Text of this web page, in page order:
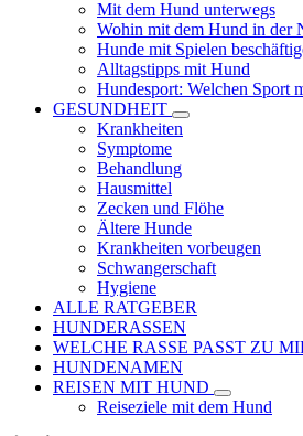
Mit dem Hund unterwegs
Wohin mit dem Hund in der
Hunde mit Spielen
Alltagstipps mit Hund
Hundesport: Welchen Sport
GESUNDHEIT
Krankheiten
Symptome
Behandlung
Hausmittel
Zecken und Flöhe
Ältere Hunde
Krankheiten vorbeugen
Schwangerschaft
Hygiene
ALLE RATGEBER
HUNDERASSEN
WELCHE RASSE PASST ZU
HUNDENAMEN
REISEN MIT HUND
Reiseziele mit dem Hund